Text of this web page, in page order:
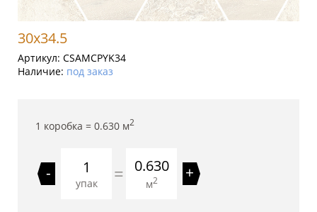
30x34.5
Артикул: CSAMCPYK34
Наличие: под заказ
1 коробка = 0.630 м2
-
упак = 0.630
м2 +